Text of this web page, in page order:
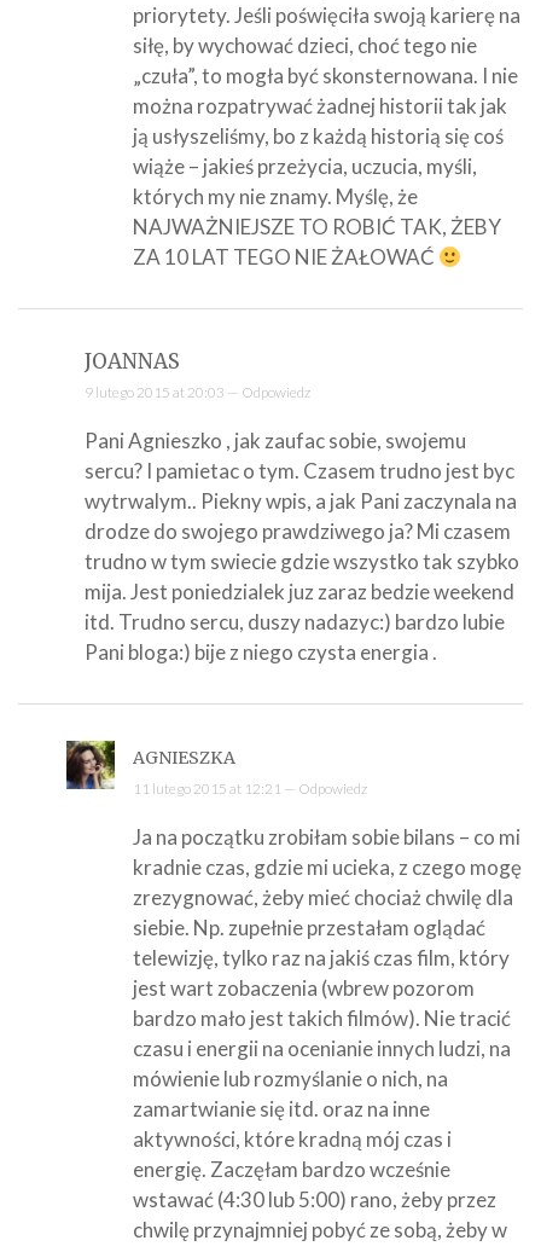
priorytety. Jeśli poświęciła swoją karierę na
siłę, by wychować dzieci, choć tego nie
„czuła”, to mogła być skonsternowana. I nie
można rozpatrywać żadnej historii tak jak
ją usłyszeliśmy, bo z każdą historią się coś
wiąże – jakieś przeżycia, uczucia, myśli,
których my nie znamy. Myślę, że
NAJWAŻNIEJSZE TO ROBIĆ TAK, ŻEBY
ZA 10 LAT TEGO NIE ŻAŁOWAĆ
JOANNAS
9 lutego 2015 at 20:03 — Odpowiedz
Pani Agnieszko , jak zaufac sobie, swojemu
sercu? I pamietac o tym. Czasem trudno jest byc
wytrwalym.. Piekny wpis, a jak Pani zaczynala na
drodze do swojego prawdziwego ja? Mi czasem
trudno w tym swiecie gdzie wszystko tak szybko
mija. Jest poniedzialek juz zaraz bedzie weekend
itd. Trudno sercu, duszy nadazyc:) bardzo lubie
Pani bloga:) bije z niego czysta energia .
AGNIESZKA
11 lutego 2015 at 12:21 — Odpowiedz
Ja na początku zrobiłam sobie bilans – co mi
kradnie czas, gdzie mi ucieka, z czego mogę
zrezygnować, żeby mieć chociaż chwilę dla
siebie. Np. zupełnie przestałam oglądać
telewizję, tylko raz na jakiś czas film, który
jest wart zobaczenia (wbrew pozorom
bardzo mało jest takich filmów). Nie tracić
czasu i energii na ocenianie innych ludzi, na
mówienie lub rozmyślanie o nich, na
zamartwianie się itd. oraz na inne
aktywności, które kradną mój czas i
energię. Zaczęłam bardzo wcześnie
wstawać (4:30 lub 5:00) rano, żeby przez
chwilę przynajmniej pobyć ze sobą, żeby w